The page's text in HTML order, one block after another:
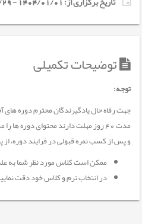
توضیحات تکمیلی
توجه:
و پس از کسب نمره قبولی در فرایند دوره، از
ممکن است کلاس مورد نظر شما به
در انتخاب ترم و کلاس خود دقت